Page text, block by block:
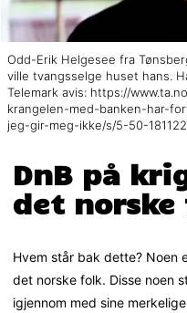
Odd-Erik Helgesee fra
ville tvangsselge huset hans.
Telemark avis: https://
krangelen-med-banken-har-
jeg-gir-meg-ikke/s/5-50-
DnB på
det
Hvem står bak dette? Noen
det norske folk. Disse noen
igjennom med sine